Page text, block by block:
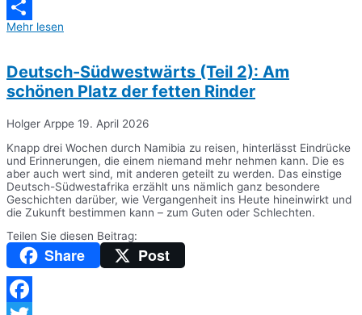
Messenger
Teilen
Mehr lesen
Deutsch-Südwestwärts (Teil 2): Am
schönen Platz der fetten Rinder
Holger Arppe 19. April 2026
Knapp drei Wochen durch Namibia zu reisen, hinterlässt Eindrücke
und Erinnerungen, die einem niemand mehr nehmen kann. Die es
aber auch wert sind, mit anderen geteilt zu werden. Das einstige
Deutsch-Südwestafrika erzählt uns nämlich ganz besondere
Geschichten darüber, wie Vergangenheit ins Heute hineinwirkt und
die Zukunft bestimmen kann – zum Guten oder Schlechten.
Teilen Sie diesen Beitrag:
Share Post